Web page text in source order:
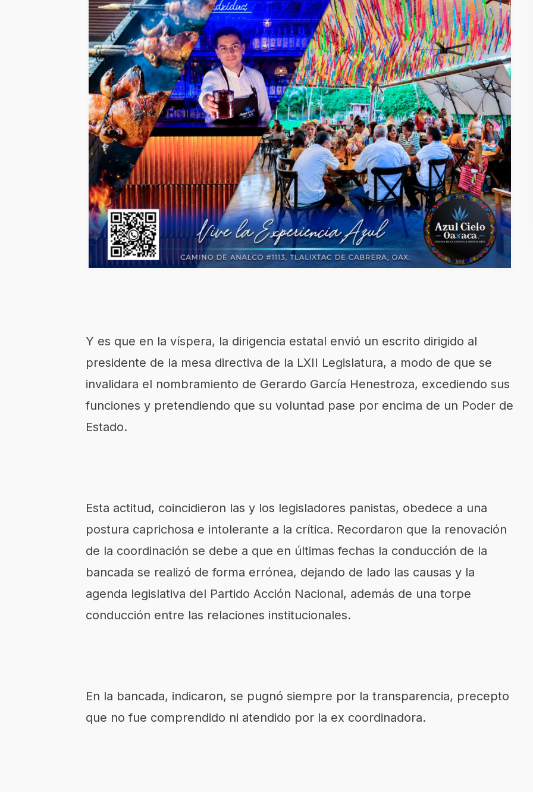
Y es que en la víspera, la dirigencia estatal envió un escrito dirigido al
presidente de la mesa directiva de la LXII Legislatura, a modo de que se
invalidara el nombramiento de Gerardo García Henestroza, excediendo sus
funciones y pretendiendo que su voluntad pase por encima de un Poder de
Estado.
Esta actitud, coincidieron las y los legisladores panistas, obedece a una
postura caprichosa e intolerante a la crítica. Recordaron que la renovación
de la coordinación se debe a que en últimas fechas la conducción de la
bancada se realizó de forma errónea, dejando de lado las causas y la
agenda legislativa del Partido Acción Nacional, además de una torpe
conducción entre las relaciones institucionales.
En la bancada, indicaron, se pugnó siempre por la transparencia, precepto
que no fue comprendido ni atendido por la ex coordinadora.